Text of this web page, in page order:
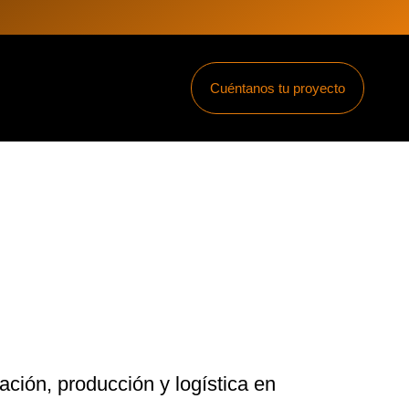
Cuéntanos tu proyecto
producción y logística en